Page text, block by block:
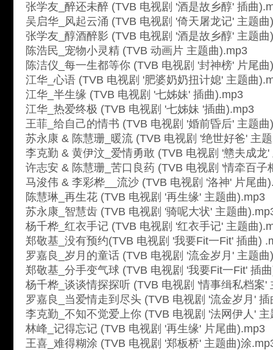
张学友_醉还未醉 (TVB 电视剧 '酒是故乡醇' 插曲
吴启华_风起云涌 (TVB 电视剧 '倚天屠龙记' 主题曲
张学友_醇酒醉影 (TVB 电视剧 '酒是故乡醇' 主题曲
陈浩民_宠物小灵精 (TVB 动画片 主题曲).mp3
陈洁仪_每一生都等你 (TVB 电视剧 '封神榜' 片尾曲
江华_心语 (TVB 电视剧 '肥婆奶奶扭计媳' 主题曲
江华_半生缘 (TVB 电视剧 '七姊妹' 插曲).mp3
江华_热爱终极 (TVB 电视剧 '七姊妹 '插曲).mp3
王菲_给自己的情书 (TVB 电视剧 '婚前昏后' 主题曲
苏永康 & 陈慧珊_暖流 (TVB 电视剧 '绝世好爸' 主
李克勤 & 黄伊汶_爱情勇敢 (TVB 电视剧 '戆夫成龙'
许志安 & 陈慧珊_苦口良药 (TVB 电视剧 '情牵百子
马浚伟 & 李彩桦__流沙 (TVB 电视剧 '洛神' 片尾曲
陈慧琳_再生花 (TVB 电视剧 '再生缘' 主题曲).mp3
苏永康_智慧齿 (TVB 电视剧 '骑呢大状' 主题曲
杨千桦_红衣手记 (TVB 电视剧 '红衣手记' 主题曲
郑敬基_没有预约(TVB 电视剧 '我要Fit一Fit' 插曲)
罗嘉良_岁月的童话 (TVB 电视剧 '流金岁月' 主题曲
郑敬基_分手变气球 (TVB 电视剧 '我要Fit一Fit' 插
杨千桦_谈谈情探探听 (TVB 电视剧 '情事缉私档案'
罗嘉良_当爱情走到尽头 (TVB 电视剧 '流金岁月' 插
李克勤_不知不觉爱上你 (TVB 电视剧 '法网伊人'
林峰_记得忘记 (TVB 电视剧 '再生缘' 片尾曲).mp3
王喜_难得糊涂 (TVB 电视剧 '郑板桥' 主题曲)涂